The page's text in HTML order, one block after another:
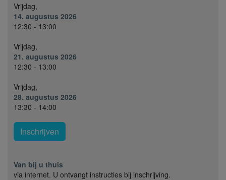
Vrijdag,
14. augustus 2026
12:30 - 13:00
Vrijdag,
21. augustus 2026
12:30 - 13:00
Vrijdag,
28. augustus 2026
13:30 - 14:00
Inschrijven
Van bij u thuis
via internet. U ontvangt instructies bij inschrijving.